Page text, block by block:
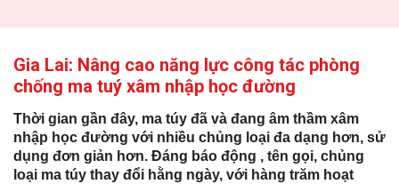
Gia Lai: Nâng cao năng lực công tác phòng
chống ma tuý xâm nhập học đường
Thời gian gần đây, ma túy đã và đang âm thầm xâm
nhập học đường với nhiều chủng loại đa dạng hơn, sử
dụng đơn giản hơn. Đáng báo động , tên gọi, chủng
loại ma túy thay đổi hằng ngày, với hàng trăm hoạt